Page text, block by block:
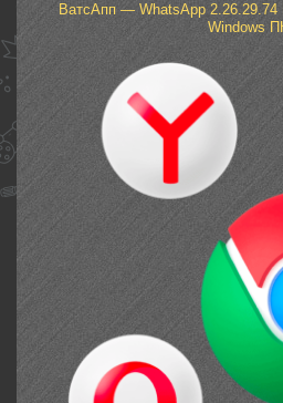
ВатсАпп — WhatsApp 2.26.29.74
Windows